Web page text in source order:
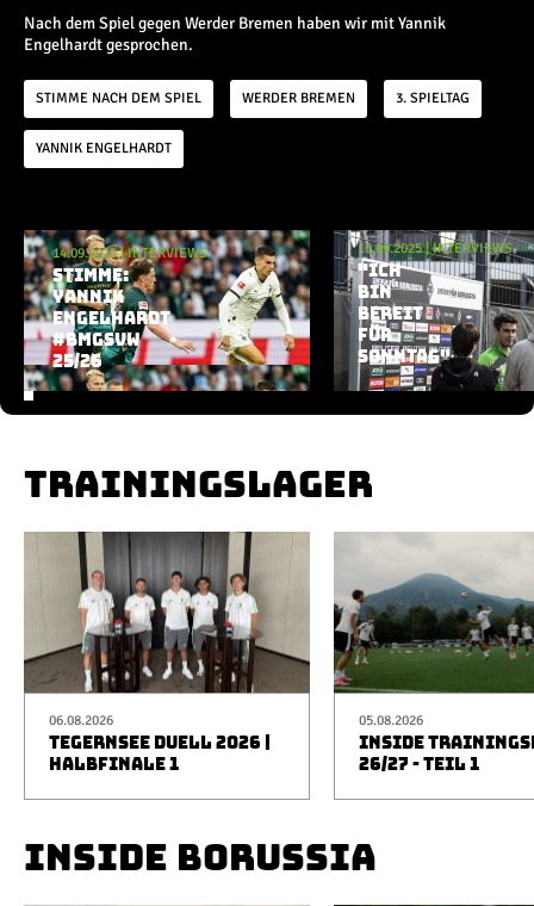
Europa League
Testspiele
Inside
Pressekonferenzen
Rund um Borussia
Trainingslager
Buntes
Historie
English
Nach dem Spiel gegen Werder Bremen haben wir mit Yannik
Engelhardt gesprochen.
STIMME NACH DEM SPIEL WERDER BREMEN 3. SPIELTAG
YANNIK ENGELHARDT
Aktuelle Playlist
14.09.2025|INTERVIEWS
STIMME:
YANNIK
ENGELHARDT
#BMGSVW
25/26
10.09.2025|INTERVIEWS
"ICH
BIN
BEREIT
FÜR
SONNTAG"
TRAININGSLAGER
06.08.2026
TEGERNSEE DUELL 2026 |
HALBFINALE 1
05.08.2026
INSIDE
26/27 - TEIL 1
INSIDE BORUSSIA